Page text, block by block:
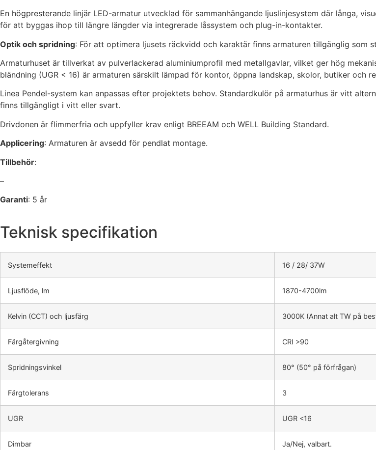
En högpresterande linjär LED-armatur utvecklad för sammanhängande ljuslinjesystem där långa,
för att byggas ihop till längre längder via integrerade låssystem och plug-in-kontakter.
Optik och spridning: För att optimera ljusets räckvidd och karaktär finns armaturen tillgänglig som
Armaturhuset är tillverkat av pulverlackerad aluminiumprofil med metallgavlar, vilket ger hög
bländning (UGR < 16) är armaturen särskilt lämpad för kontor, öppna landskap, skolor, butiker och
Linea Pendel-system kan anpassas efter projektets behov. Standardkulör på armaturhus är vitt
finns tillgängligt i vitt eller svart.
Drivdonen är flimmerfria och uppfyller krav enligt BREEAM och WELL Building Standard.
Applicering: Armaturen är avsedd för pendlat montage.
Tillbehör:
–
Garanti: 5 år
Teknisk specifikation
Systemeffekt 16 / 28/ 37W
Ljusflöde, lm 1870-4700lm
Kelvin (CCT) och ljusfärg 3000K (Annat alt TW på
Färgåtergivning CRI >90
Spridningsvinkel 80° (50° på förfrågan)
Färgtolerans 3
UGR UGR <16
Dimbar Ja/Nej, valbart.